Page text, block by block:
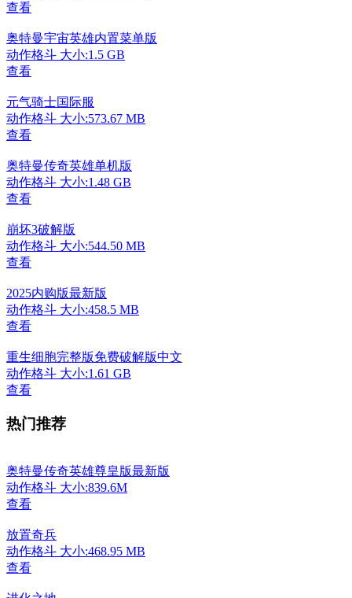
查看
奥特曼宇宙英雄内置菜单版
动作格斗 大小:1.5 GB
查看
元气骑士国际服
动作格斗 大小:573.67 MB
查看
奥特曼传奇英雄单机版
动作格斗 大小:1.48 GB
查看
崩坏3破解版
动作格斗 大小:544.50 MB
查看
2025内购版最新版
动作格斗 大小:458.5 MB
查看
重生细胞完整版免费破解版中文
动作格斗 大小:1.61 GB
查看
热门推荐
奥特曼传奇英雄尊皇版最新版
动作格斗 大小:839.6M
查看
放置奇兵
动作格斗 大小:468.95 MB
查看